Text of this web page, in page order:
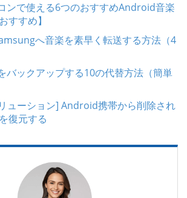
ンで使える6つのおすすめAndroid音楽
すすめ】
へ音楽を素早く転送する方法（4
バックアップする10の代替方法（簡単
ューション] Android携帯から削除され
復元する